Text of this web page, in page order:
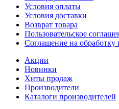
Условия оплаты
Условия доставки
Возврат товара
Пользовательское
Соглашение на
Акции
Новинки
Хиты продаж
Производители
Каталоги производителей